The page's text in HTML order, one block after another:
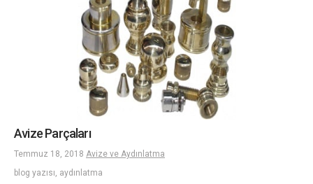
Avize Parçaları
Temmuz 18, 2018 Avize ve Aydınlatma
blog yazısı, aydınlatma